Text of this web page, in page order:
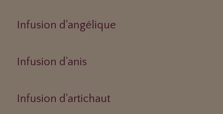
Infusion d'angélique
Infusion d'anis
Infusion d'artichaut